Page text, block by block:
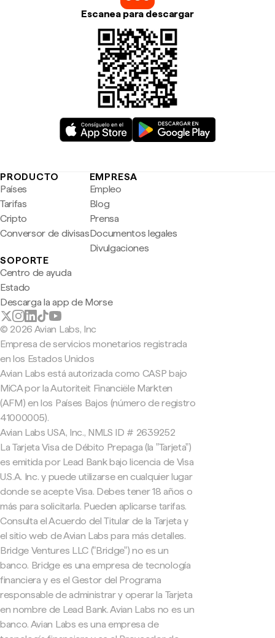
Escanea para descargar
PRODUCTO
Países
Tarifas
Cripto
Conversor de divisas
EMPRESA
Empleo
Blog
Prensa
Documentos legales
Divulgaciones
SOPORTE
Centro de ayuda
Estado
Descarga la app de Morse
© 2026 Avian Labs, Inc
Empresa de servicios monetarios registrada
en los Estados Unidos
Avian Labs está autorizada como CASP bajo
MiCA por la Autoriteit Financiële Markten
(AFM) en los Países Bajos (número de registro
41000005).
Avian Labs USA, Inc., NMLS ID # 2639252
La Tarjeta Visa de Débito Prepaga (la "Tarjeta")
es emitida por Lead Bank bajo licencia de Visa
U.S.A. Inc. y puede utilizarse en cualquier lugar
donde se acepte Visa. Debes tener 18 años o
más para solicitarla. Pueden aplicarse tarifas.
Consulta el Acuerdo del Titular de la Tarjeta y
el sitio web de Avian Labs para más detalles.
Bridge Ventures LLC ("Bridge") no es un
banco. Bridge es una empresa de tecnología
financiera y es el Gestor del Programa
responsable de administrar y operar la Tarjeta
en nombre de Lead Bank. Avian Labs no es un
banco. Avian Labs es una empresa de